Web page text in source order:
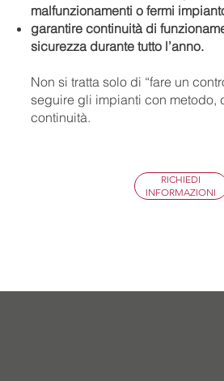
malfunzionamenti o fermi
garantire continuità di
sicurezza durante tutto l’anno.
Non si tratta solo di “fare un
seguire gli impianti con metodo,
continuità.
RICHIEDI
INFORMAZIONI